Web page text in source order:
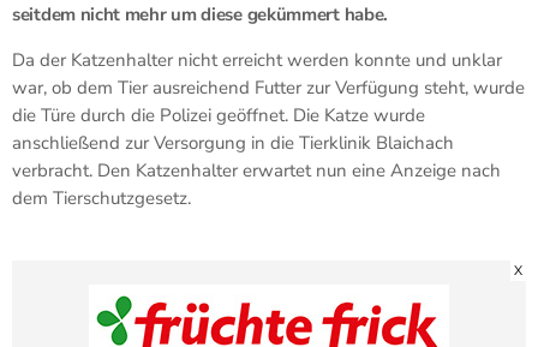
seitdem nicht mehr um diese gekümmert habe.
Da der Katzenhalter nicht erreicht werden konnte und unklar
war, ob dem Tier ausreichend Futter zur Verfügung steht, wurde
die Türe durch die Polizei geöffnet. Die Katze wurde
anschließend zur Versorgung in die Tierklinik Blaichach
verbracht. Den Katzenhalter erwartet nun eine Anzeige nach
dem Tierschutzgesetz.
X